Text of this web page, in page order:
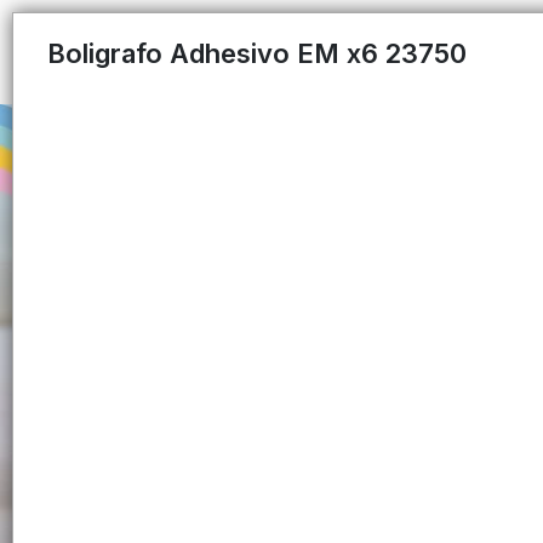
Boligrafo Adhesivo EM x6 23750